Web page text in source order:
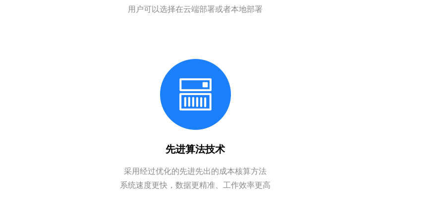
用户可以选择在云端部署或者本地部署
先进算法技术
采用经过优化的先进先出的成本核算方法
系统速度更快，数据更精准、工作效率更高